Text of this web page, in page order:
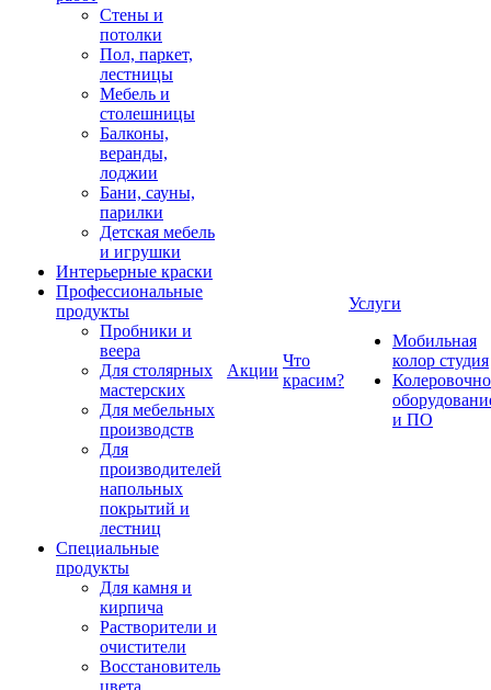
Стены и
потолки
Пол, паркет,
лестницы
Мебель и
столешницы
Балконы,
веранды,
лоджии
Бани, сауны,
парилки
Детская мебель
и игрушки
Интерьерные краски
Профессиональные
продукты
Пробники и
веера
Для столярных
мастерских
Для мебельных
производств
Для
производителей
напольных
покрытий и
лестниц
Специальные
продукты
Для камня и
кирпича
Растворители и
очистители
Восстановитель
цвета
Акции
Что
красим?
Услуги
Мобильная
колор студия
и ПО